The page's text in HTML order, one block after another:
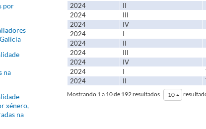
2024
II
2024
III
2024
IV
2024
I
2024
II
2024
III
2024
IV
2024
I
2024
II
Mostrando 1 a 10 de 192 resultados 10
por
na
xénero,
na